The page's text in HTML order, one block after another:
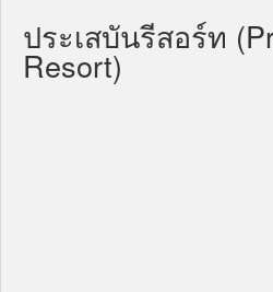
ประเสบันรีสอร์ท
Resort)